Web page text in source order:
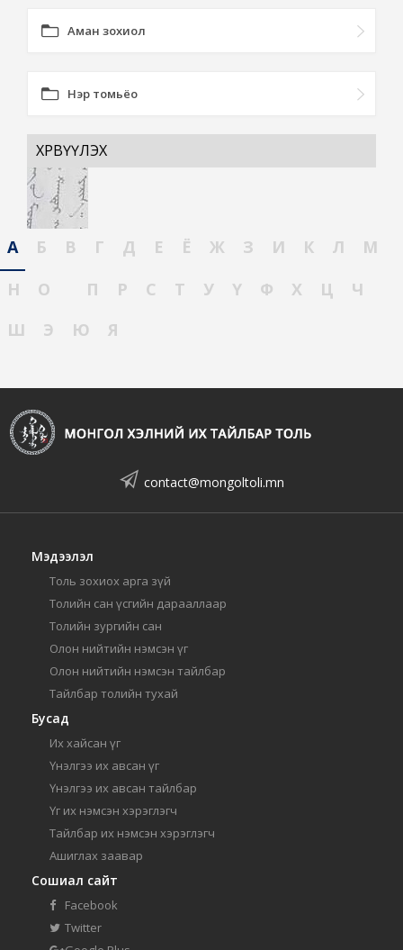
Аман зохиол
Нэр томьёо
ХӨРВҮҮЛЭХ
А Б В Г Д Е Ё Ж З И К Л
М
Н
О П Р С Т У Ү Ф Х Ц
Ч
Ш
Э Ю Я
contact@mongoltoli.mn
Мэдээлэл
Толь зохиох арга зүй
Толийн сан үсгийн дарааллаар
Толийн зургийн сан
Олон нийтийн нэмсэн үг
Олон нийтийн нэмсэн тайлбар
Тайлбар толийн тухай
Бусад
Их хайсан үг
Үнэлгээ их авсан үг
Үнэлгээ их авсан тайлбар
Үг их нэмсэн хэрэглэгч
Тайлбар их нэмсэн хэрэглэгч
Ашиглах заавар
Сошиал сайт
Facebook
Twitter